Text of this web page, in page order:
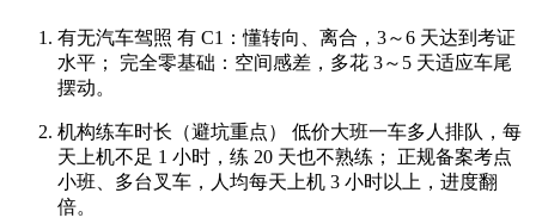
有无汽车驾照 有 C1：懂转向、离合，3～6 天达到考证
水平； 完全零基础：空间感差，多花 3～5 天适应车尾
摆动。
机构练车时长（避坑重点）
低价大班一车多人排队，每
天上机不足 1 小时，练 20 天也不熟练； 正规备案考点
小班、多台叉车，人均每天上机 3 小时以上，进度翻
倍。